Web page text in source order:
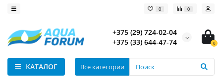
0 0
+375 (29) 724-02-04
+375 (33) 644-47-74
0
КАТАЛОГ Все категории